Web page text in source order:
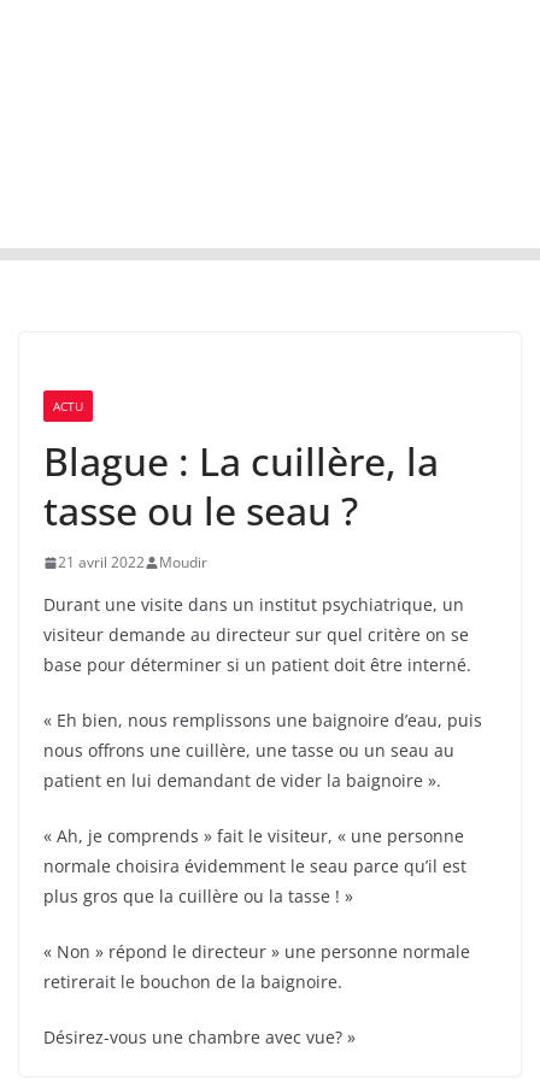
ACTU
Blague : La cuillère, la
tasse ou le seau ?
21 avril 2022 Moudir
Durant une visite dans un institut psychiatrique, un
visiteur demande au directeur sur quel critère on se
base pour déterminer si un patient doit être interné.
« Eh bien, nous remplissons une baignoire d’eau, puis
nous offrons une cuillère, une tasse ou un seau au
patient en lui demandant de vider la baignoire ».
« Ah, je comprends » fait le visiteur, « une personne
normale choisira évidemment le seau parce qu’il est
plus gros que la cuillère ou la tasse ! »
« Non » répond le directeur » une personne normale
retirerait le bouchon de la baignoire.
Désirez-vous une chambre avec vue? »